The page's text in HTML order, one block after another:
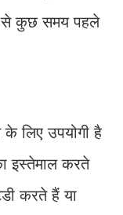
से कुछ समय पहले
लिए उपयोगी है
इस्तेमाल करते
करते हैं या